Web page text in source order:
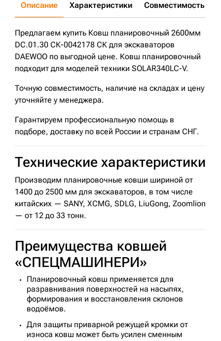
Описание Характеристики Совместимость
Предлагаем купить Ковш планировочный 2600мм
DC.01.30 СК-0042178 СК для экскаваторов
DAEWOO по выгодной цене. Ковш планировочный
подходит для моделей техники SOLAR340LC-V.
Точную совместимость, наличие на складах и цену
уточняйте у менеджера.
Гарантируем профессиональную помощь в
подборе, доставку по всей России и странам СНГ.
Технические характеристики
Производим планировочные ковши шириной от
1400 до 2500 мм для экскаваторов, в том числе
китайских — SANY, XCMG, SDLG, LiuGong, Zoomlion
— от 12 до 33 тонн.
Преимущества ковшей
«СПЕЦМАШИНЕРИ»
Планировочный ковш применяется для
разравнивания поверхностей на насыпях,
формирования и восстановления склонов
водоёмов.
Для защиты приварной режущей кромки от
износа ковш может быть усилен сменным